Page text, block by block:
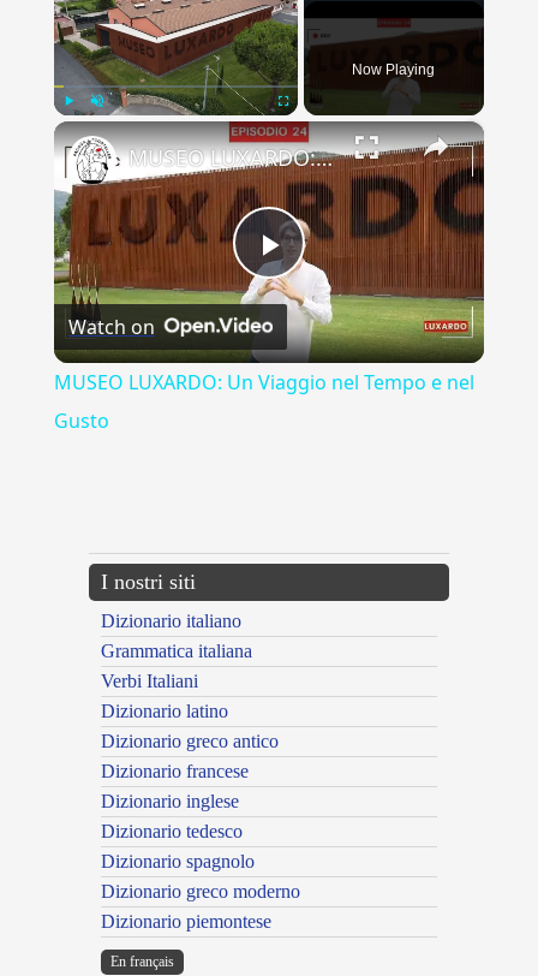
Fullscreen
Now Playing
×
Play
Video
MUSEO LUXARDO: Un Viaggio nel Tempo e nel Gusto
Watch on
MUSEO LUXARDO: Un Viaggio nel Tempo e nel
Gusto
I nostri siti
Dizionario italiano
Grammatica italiana
Verbi Italiani
Dizionario latino
Dizionario greco antico
Dizionario francese
Dizionario inglese
Dizionario tedesco
Dizionario spagnolo
Dizionario greco moderno
Dizionario piemontese
En français